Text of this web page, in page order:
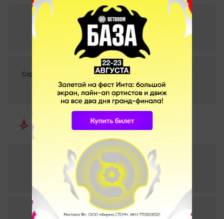
Flashpoint Season 3 RMR. 27.04.2021
Sangal 1 – 2 Tricked
СТАТИСТИКА МАТЧА
Elgiganten Ligaen Season 16. 27.04.2021
Copenhagen Flames 0 – 2
СТАТИСТИКА МАТЧА
Blast Rising 2021. 05.05.2021
Astralis Talent 0 – 2 AGO
СТАТИСТИКА МАТЧА
Spring Sweet Spring #1. 16.04.2021
Lyngby Vikings 2 – 0 Astralis Talent